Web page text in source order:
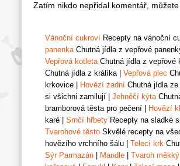
Zatím nikdo nepřidal komentář,
Vánoční cukroví Recepty na vánoční
panenkaChutná jídla z vepřové
Vepřová kotletaChutná jídla z vepřové
Chutná jídla z králíka| Vepřová plec
krkovice
Hovězí zadní Chutná jídla
si všichni zamilují
Jehněčí kýta
bramborová těsta pro pečení
Hovězí
karé
Srnčí hřbety Recepty na sladké
Tvarohové těsto Skvělé recepty na
hovězího vrchního šálu
Telecí krk
Sýr Parmazán
Mandle Tvaroh měkký